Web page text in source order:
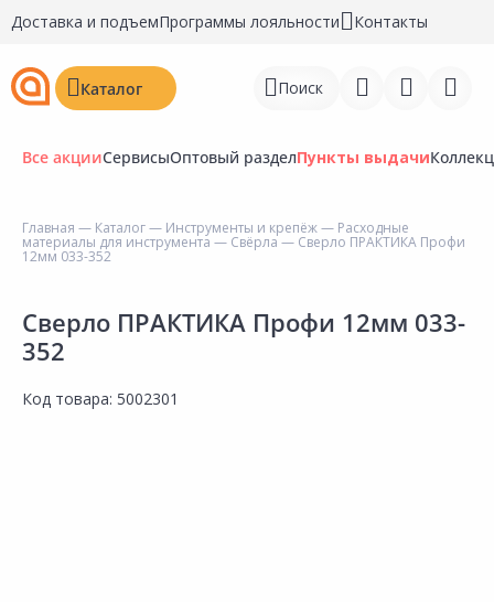
Доставка и подъемПрограммы лояльности Контакты
Каталог Поиск
Все акцииСервисыОптовый разделПункты выдачи
Главная — Каталог— Инструменты и крепёж— Расходные
материалы для инструмента — Свёрла— Сверло ПРАКТИКА Профи
12мм 033-352
Сверло ПРАКТИКА Профи 12мм 033-
352
Код товара: 5002301